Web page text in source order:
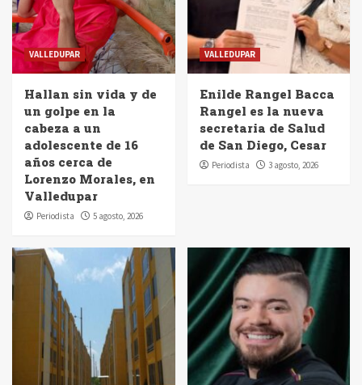
VALLEDUPAR
Hallan sin vida y de
un golpe en la
cabeza a un
adolescente de 16
años cerca de
Lorenzo Morales, en
Valledupar
Periodista 5 agosto, 2026
VALLEDUPAR
Enilde Rangel Bacca
Rangel es la nueva
secretaria de Salud
de San Diego, Cesar
Periodista 3 agosto, 2026